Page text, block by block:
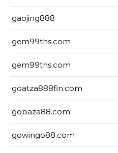
gaojing888
gem99ths.com
gem99ths.com
goatza888fin.com
gobaza88.com
gowingo88.com